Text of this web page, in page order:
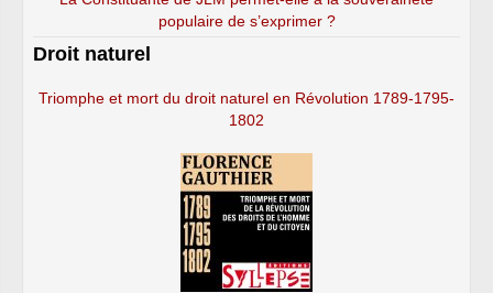
populaire de s’exprimer ?
Droit naturel
Triomphe et mort du droit naturel en Révolution 1789-1795-
1802